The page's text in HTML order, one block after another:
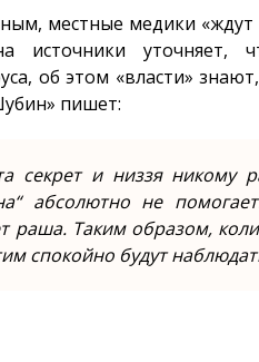
местные медики «ждут
источники
об этом «власти»
пишет:
секрет и низзя никому
абсолютно не
раша. Таким образом,
спокойно будут